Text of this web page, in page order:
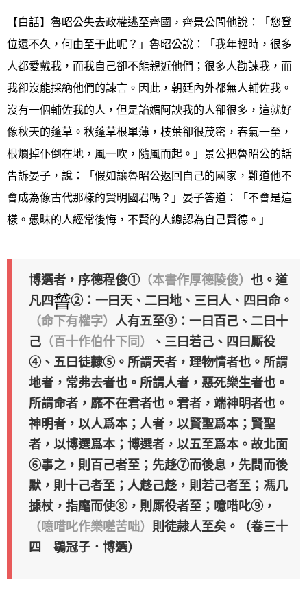
【白話】魯昭公失去政權逃至齊國，齊景公問他說：「您登
位還不久，何由至于此呢？」魯昭公說：「我年輕時，很多
人都愛戴我，而我自己卻不能親近他們；很多人勸諫我，而
我卻沒能採納他們的諫言。因此，朝廷內外都無人輔佐我。
沒有一個輔佐我的人，但是諂媚阿諛我的人卻很多，這就好
像秋天的蓬草。秋蓬草根單薄，枝葉卻很茂密，春氣一至，
根爛掉仆倒在地，風一吹，隨風而起。」景公把魯昭公的話
告訴晏子，說：「假如讓魯昭公返回自己的國家，難道他不
會成為像古代那樣的賢明國君嗎？」晏子答道：「不會是這
樣。愚昧的人經常後悔，不賢的人總認為自己賢德。」
博選者，序德程俊① （本書作厚德陵俊） 也。道
凡四
②：一曰天、二曰地、三曰人、四曰命。
（命下有權字） 人有五至③：一曰百己、二曰十
己 （百十作伯什下同）
、三曰若己、四曰厮役
④、五曰徒隷⑤。所謂天者，理物情者也。所謂
地者，常弗去者也。所謂人者，惡死樂生者也。
所謂命者，靡不在君者也。君者，端神明者也。
神明者，以人爲本；人者，以賢聖爲本；賢聖
者，以博選爲本；博選者，以五至爲本。故北面
⑥事之，則百己者至；先趍⑦而後息，先問而後
默，則十己者至；人趍己趍，則若己者至；馮几
據杖，指麾而使⑧，則厮役者至；噫唶叱⑨，
（噫唶叱作樂嗟苦咄） 則徒隷人至矣。（卷三十
四 鶡冠子．博選）